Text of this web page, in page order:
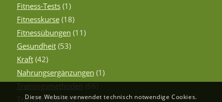
Fitness-Tests(1)
Fitnesskurse(18)
Fitnessübungen (11)
Gesundheit(53)
Kraft(42)
Nahrungsergänzungen (1)
Trainingsmethoden (66)
Trainingsplanung(4)
Diese Website verwendet technisch notwendige Cookies.